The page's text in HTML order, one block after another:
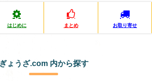
はじめに まとめ お取り寄せ
ぎょうざ.com 内から探す